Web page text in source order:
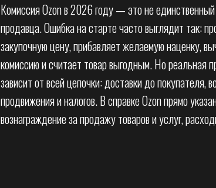
Комиссия Ozon в 2026 году — это не
продавца. Ошибка на старте часто выглядит так:
закупочную цену, прибавляет желаемую наценку,
комиссию и считает товар выгодным. Но реальная
зависит от всей цепочки: доставки до покупателя,
продвижения и налогов. В справке Ozon прямо
вознаграждение за продажу товаров и услуг,